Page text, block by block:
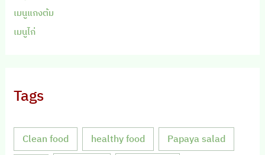
เมนูแกงต้ม
เมนูไก่
Tags
Clean food healthy food Papaya salad